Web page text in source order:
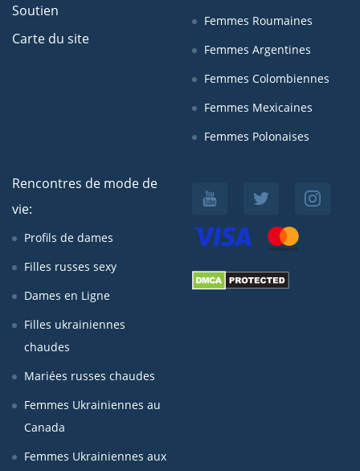
Soutien
Carte du site
Femmes Roumaines
Femmes Argentines
Femmes Colombiennes
Femmes Mexicaines
Femmes Polonaises
Rencontres de mode de
vie:
Profils de dames
Filles russes sexy
Dames en Ligne
Filles ukrainiennes
chaudes
Mariées russes chaudes
Femmes Ukrainiennes au
Canada
Femmes Ukrainiennes aux